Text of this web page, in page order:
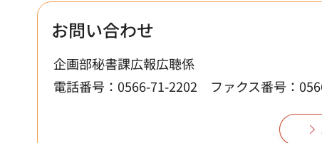
お問い合わせ
企画部秘書課広報広聴係
電話番号：0566-71-2202
ファクス番号：